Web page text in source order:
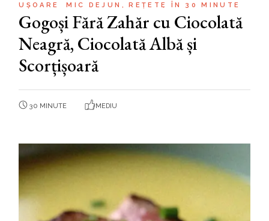
UȘOARE
MIC DEJUN REȚETE ÎN 30 MINUTE
Gogoși Fără Zahăr cu Ciocolată
Neagră, Ciocolată Albă și
Scorțișoară
30 MINUTE MEDIU